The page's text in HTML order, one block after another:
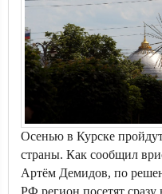
Осенью в Курске
страны. Как сообщил
Артём Демидов, по
РФ регион посетят сразу